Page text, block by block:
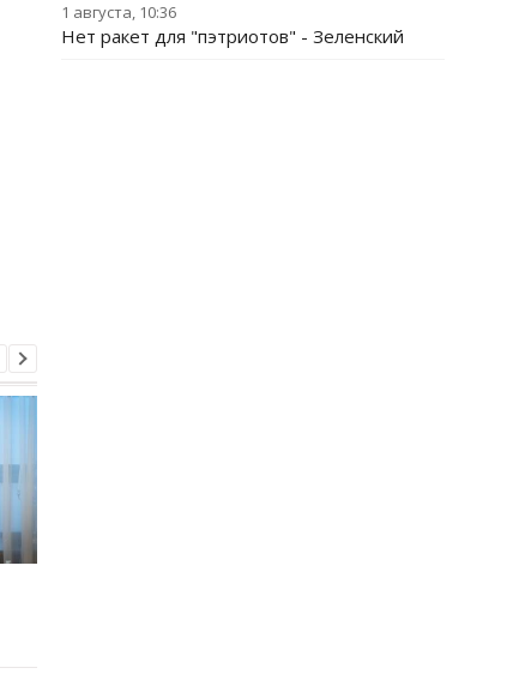
1 августа, 10:36
Нет ракет для "пэтриотов" - Зеленский